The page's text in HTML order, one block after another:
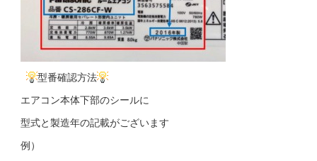
型番確認方法
エアコン本体下部のシールに
型式と製造年の記載がございます
例）